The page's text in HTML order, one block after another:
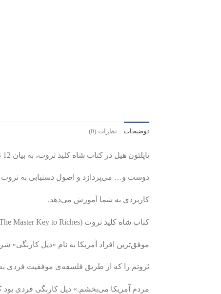
توضیحات نظرات (0)
ناپلئون هیل در کتاب شاه کلید ثروت، به بیان 12 ثروت زندگی مانند عشق، سلامتی،
دوست و… می‌پردازد و اصول دستیابی به ثروت و
کاربردی به شما آموزش می‌دهد.
کتاب شاه کلید ثروت (The Master Key to Riches) با وصیت‌نامه‌ی یکی از
موفق‌ترین افراد آمریکا به نام «دیل
ثروتم را که از طریق فلسفه‌ی موفقیت فردی
مردم آمریکا می‌بخشم.» دیل کارنگی فردی بود